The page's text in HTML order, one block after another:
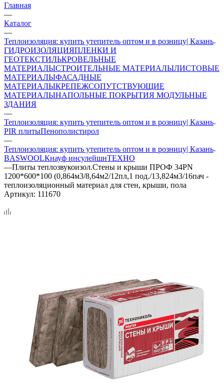
Главная
—
Каталог
—
Теплоизоляция: купить утепитель оптом и в розницу| Казань
ГИДРОИЗОЛЯЦИЯПЛЕНКИ И
ГЕОТЕКСТИЛЬКРОВЕЛЬНЫЕ
МАТЕРИАЛЫСТРОИТЕЛЬНЫЕ МАТЕРИАЛЫЛИСТОВЫЕ
МАТЕРИАЛЫФАСАДНЫЕ
МАТЕРИАЛЫКРЕПЕЖСОПУТСТВУЮЩИЕ
МАТЕРИАЛЫНАПОЛЬНЫЕ ПОКРЫТИЯ МОДУЛЬНЫЕ
ЗДАНИЯ
—
Теплоизоляция: купить утепитель оптом и в розницу| Казань
PIR плитыПенополистирол
—
Теплоизоляция: купить утепитель оптом и в розницу| Казань
BASWOOLКнауф инсулейшнТЕХНО
—Плиты теплозвукоизол.Стены и крыши ПРОФ 34PN
1200*600*100 (0,864м3/8,64м2/12пл,1 под./13,824м3/16пач -
теплоизоляционный материал для стен, крыши, пола
Артикул: 111670